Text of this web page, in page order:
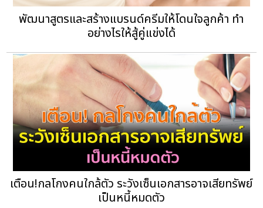
พัฒนาสูตรและสร้างแบรนด์ครีมให้โดนใจลูกค้า ทำ
อย่างไรให้สู้คู่แข่งได้
เตือน!กลโกงคนใกล้ตัว ระวังเซ็นเอกสารอาจเสียทรัพย์
เป็นหนี้หมดตัว